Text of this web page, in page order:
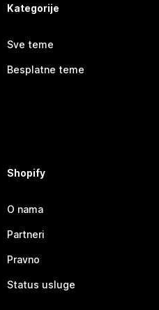
Kategorije
Sve teme
Besplatne teme
Shopify
O nama
Partneri
Pravno
Status usluge